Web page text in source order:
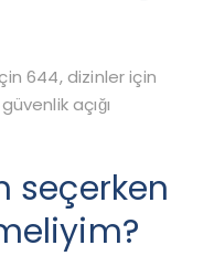
644, dizinler için
açığı
seçerken